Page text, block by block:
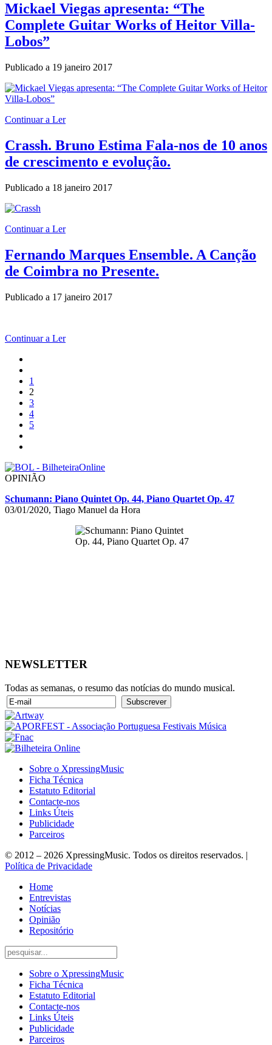
Mickael Viegas apresenta: “The
Complete Guitar Works of Heitor Villa-
Lobos”
Publicado a 19 janeiro 2017
Continuar a Ler
Crassh. Bruno Estima Fala-nos de 10 anos
de crescimento e evolução.
Publicado a 18 janeiro 2017
Continuar a Ler
Fernando Marques Ensemble. A Canção
de Coimbra no Presente.
Publicado a 17 janeiro 2017
Continuar a Ler
1
2
3
4
5
OPINIÃO
Schumann: Piano Quintet Op. 44, Piano Quartet Op. 47
03/01/2020, Tiago Manuel da Hora
NEWSLETTER
Todas as semanas, o resumo das notícias do mundo musical.
Sobre o XpressingMusic
Ficha Técnica
Estatuto Editorial
Contacte-nos
Links Úteis
Publicidade
Parceiros
© 2012 – 2026 XpressingMusic. Todos os direitos reservados. |
Política de Privacidade
Home
Entrevistas
Notícias
Opinião
Repositório
Sobre o XpressingMusic
Ficha Técnica
Estatuto Editorial
Contacte-nos
Links Úteis
Publicidade
Parceiros